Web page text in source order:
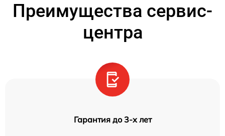
Преимущества сервис-
центра
Гарантия до 3-х лет